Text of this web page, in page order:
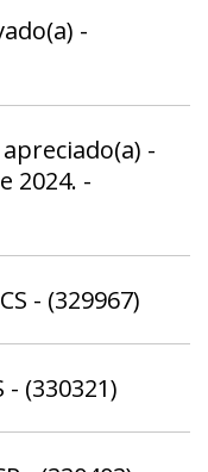
-
-
2024. -
- (329967)
- (330321)